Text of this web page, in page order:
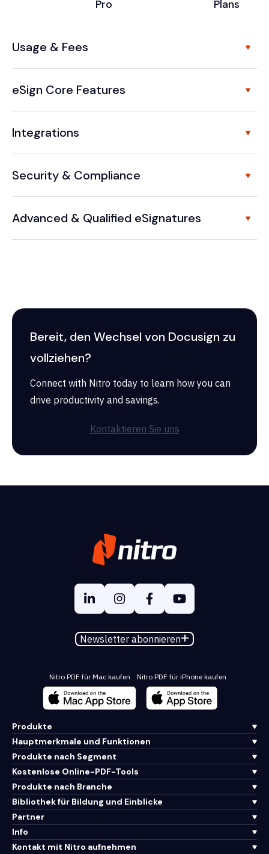
Pro
Plans
Usage & Fees
eSign Core Features
Integrations
Security & Compliance
Advanced & Qualified eSignatures
Bereit, den Wechsel von Docusign zu
vollziehen?
Connect with Nitro today to learn how you can
drive productivity and savings.
Kontaktieren Sie uns
Newsletter abonnieren
Nitro PDF für Mac kaufen Nitro PDF für iPhone kaufen
Produkte
Hauptmerkmale und Funktionen
Produkte nach Segment
Kostenlose Online-PDF-Tools
Produkte nach Branche
Bibliothek für Bildung und Einblicke
Partner
Info
Kontakt mit Nitro aufnehmen